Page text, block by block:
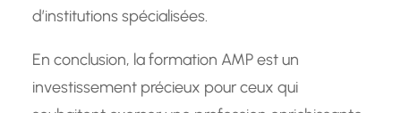
d’institutions spécialisées.
En conclusion, la formation AMP est un
investissement précieux pour ceux qui